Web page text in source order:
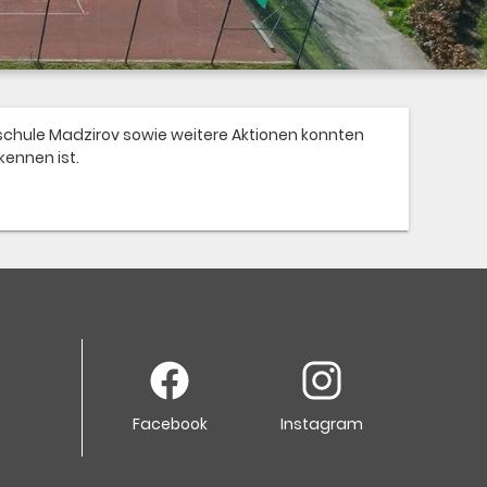
Madzirov sowie weitere Aktionen konnten
ist.
Facebook Instagram